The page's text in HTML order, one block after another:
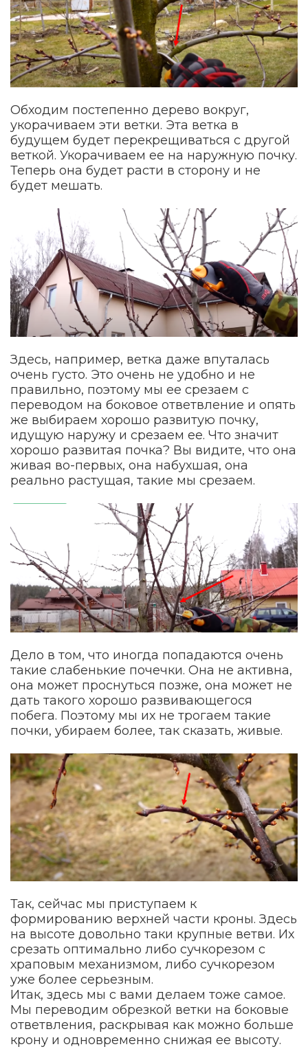
Обходим постепенно дерево вокруг,
укорачиваем эти ветки. Эта ветка в
будущем будет перекрещиваться с другой
веткой. Укорачиваем ее на наружную почку.
Теперь она будет расти в сторону и не
будет мешать.
Здесь, например, ветка даже впуталась
очень густо. Это очень не удобно и не
правильно, поэтому мы ее срезаем с
переводом на боковое ответвление и опять
же выбираем хорошо развитую почку,
идущую наружу и срезаем ее. Что значит
хорошо развитая почка? Вы видите, что она
живая во-первых, она набухшая, она
реально растущая, такие мы срезаем.
Дело в том, что иногда попадаются очень
такие слабенькие почечки. Она не активна,
она может проснуться позже, она может не
дать такого хорошо развивающегося
побега. Поэтому мы их не трогаем такие
почки, убираем более, так сказать, живые.
Так, сейчас мы приступаем к
формированию верхней части кроны. Здесь
на высоте довольно таки крупные ветви. Их
срезать оптимально либо сучкорезом с
храповым механизмом, либо сучкорезом
уже более серьезным.
Итак, здесь мы с вами делаем тоже самое.
Мы переводим обрезкой ветки на боковые
ответвления, раскрывая как можно больше
крону и одновременно снижая ее высоту.